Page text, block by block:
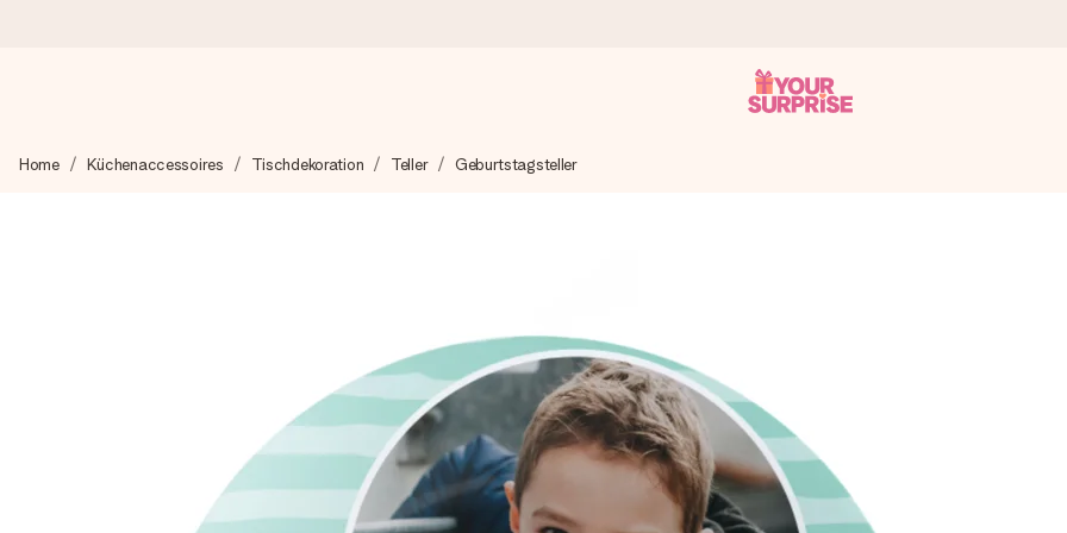
Wir bereiten dein Geschenk sorgfältig vor und schicken es blitzschnell – damit du es genau zum richtigen Zeitpunkt überreichen
Unsere Geschenke begeistern. Kunden bewerten uns mit 4,8 bei Google Reviews (Gesamtergebnis aller Länder, in die wir
Montag - Freitag : 8:30 - 17:00 Uhr
Samstag - Sonntag : 8:30 - 13:00 Uhr
Home Küchenaccessoires Tischdekoration Teller Geburtstagsteller